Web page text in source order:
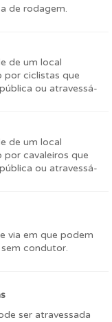
de rodagem.
de um local
por ciclistas que
ou atravessá-
de um local
cavaleiros que
ou atravessá-
via em que podem
condutor.
ser atravessada